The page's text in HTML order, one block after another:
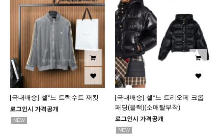
[국내배송] 셀*느 트랙수트 재킷
로그인시 가격공개
NEW
[국내배송] 셀*느 트리오페 크롭
패딩(블랙)(소매탈부착)
로그인시 가격공개
NEW